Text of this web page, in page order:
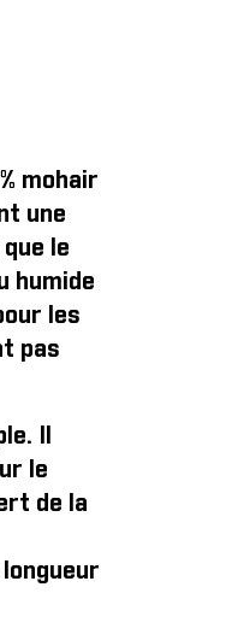
mohair
une
le
humide
les
pas
. Il
le
de la